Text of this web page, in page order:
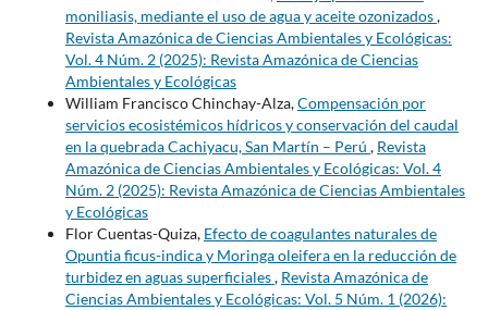
moniliasis, mediante el uso de agua y aceite ozonizados,
Revista Amazónica de Ciencias Ambientales y Ecológicas:
Vol. 4 Núm. 2 (2025): Revista Amazónica de Ciencias
Ambientales y Ecológicas
William Francisco Chinchay-Alza,Compensación por
servicios ecosistémicos hídricos y conservación del caudal
en la quebrada Cachiyacu, San Martín – Perú , Revista
Amazónica de Ciencias Ambientales y Ecológicas: Vol. 4
Núm. 2 (2025): Revista Amazónica de Ciencias Ambientales
y Ecológicas
Flor Cuentas-Quiza, Efecto de coagulantes naturales de
Opuntia ficus-indica y Moringa oleifera en la reducción de
turbidez en aguas superficiales, Revista Amazónica de
Ciencias Ambientales y Ecológicas: Vol. 5 Núm. 1 (2026):